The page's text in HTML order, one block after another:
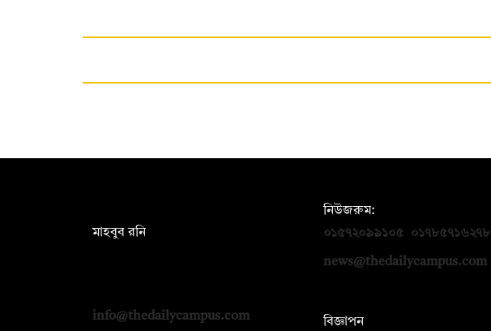
মাহবুব রনি
info@thedailycampus.com
নিউজরুম:
০১৫৭২০৯৯১০৫
০১৭৮৫৭১৬২৭৮
news@thedailycampus.com
বিজ্ঞাপন